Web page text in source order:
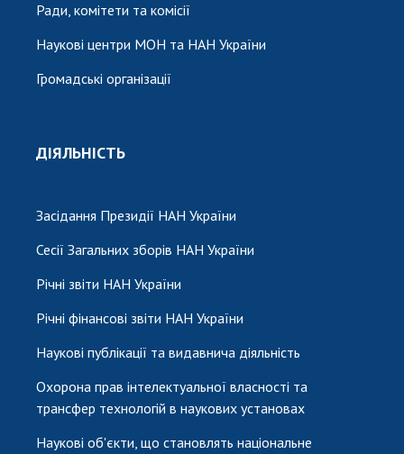
Ради, комітети та комісії
Наукові центри МОН та НАН України
Громадські організації
ДІЯЛЬНІСТЬ
Засідання Президії НАН України
Сесії Загальних зборів НАН України
Річні звіти НАН України
Річні фінансові звіти НАН України
Наукові публікації та видавнича діяльність
Охорона прав інтелектуальної власності та
трансфер технологій в наукових установах
Наукові об'єкти, що становлять національне